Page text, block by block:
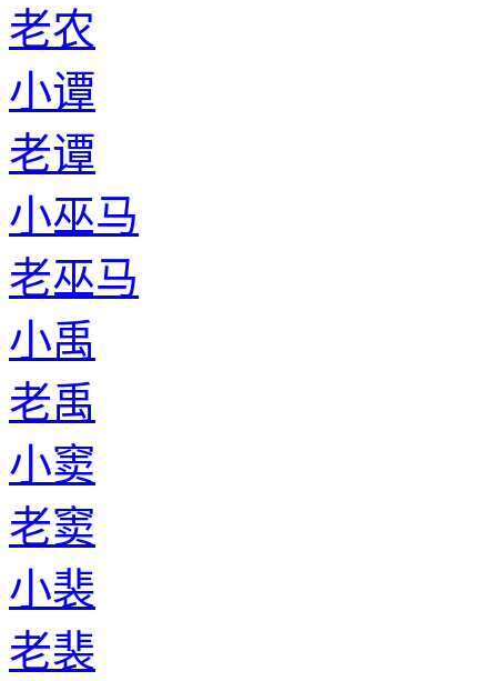
老农
小谭
老谭
小巫马
老巫马
小禹
老禹
小窦
老窦
小裴
老裴